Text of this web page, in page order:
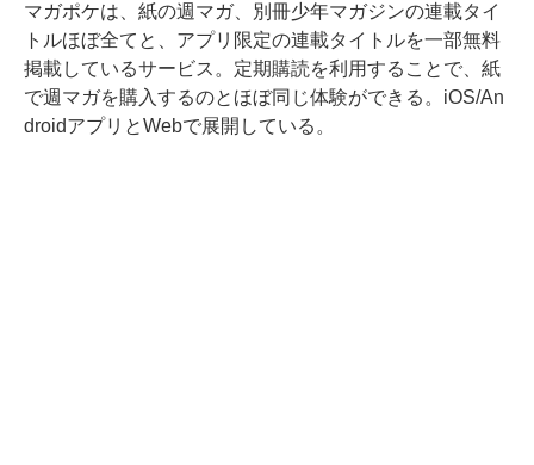
マガポケは、紙の週マガ、別冊少年マガジンの連載タイ
トルほぼ全てと、アプリ限定の連載タイトルを一部無料
掲載しているサービス。定期購読を利用することで、紙
で週マガを購入するのとほぼ同じ体験ができる。iOS/An
droidアプリとWebで展開している。